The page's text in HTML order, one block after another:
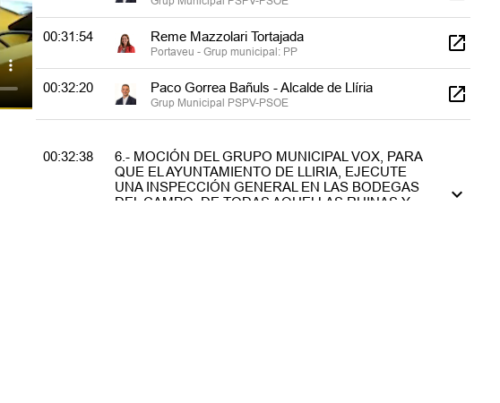
00:31:54 Reme Mazzolari Tortajada
Portaveu - Grup municipal: PP
00:32:20 Paco Gorrea Bañuls - Alcalde de Llíria
Grup Municipal PSPV-PSOE
00:32:38
6.- MOCIÓN DEL GRUPO MUNICIPAL VOX, PARA
QUE EL AYUNTAMIENTO DE LLIRIA, EJECUTE
UNA INSPECCIÓN GENERAL EN LAS BODEGAS
DEL CAMPO, DE TODAS AQUELLAS RUINAS Y